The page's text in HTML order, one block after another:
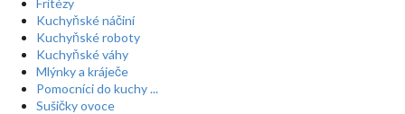
Fritézy
Kuchyňské náčiní
Kuchyňské roboty
Kuchyňské váhy
Mlýnky a kráječe
Pomocníci do kuchy ...
Sušičky ovoce